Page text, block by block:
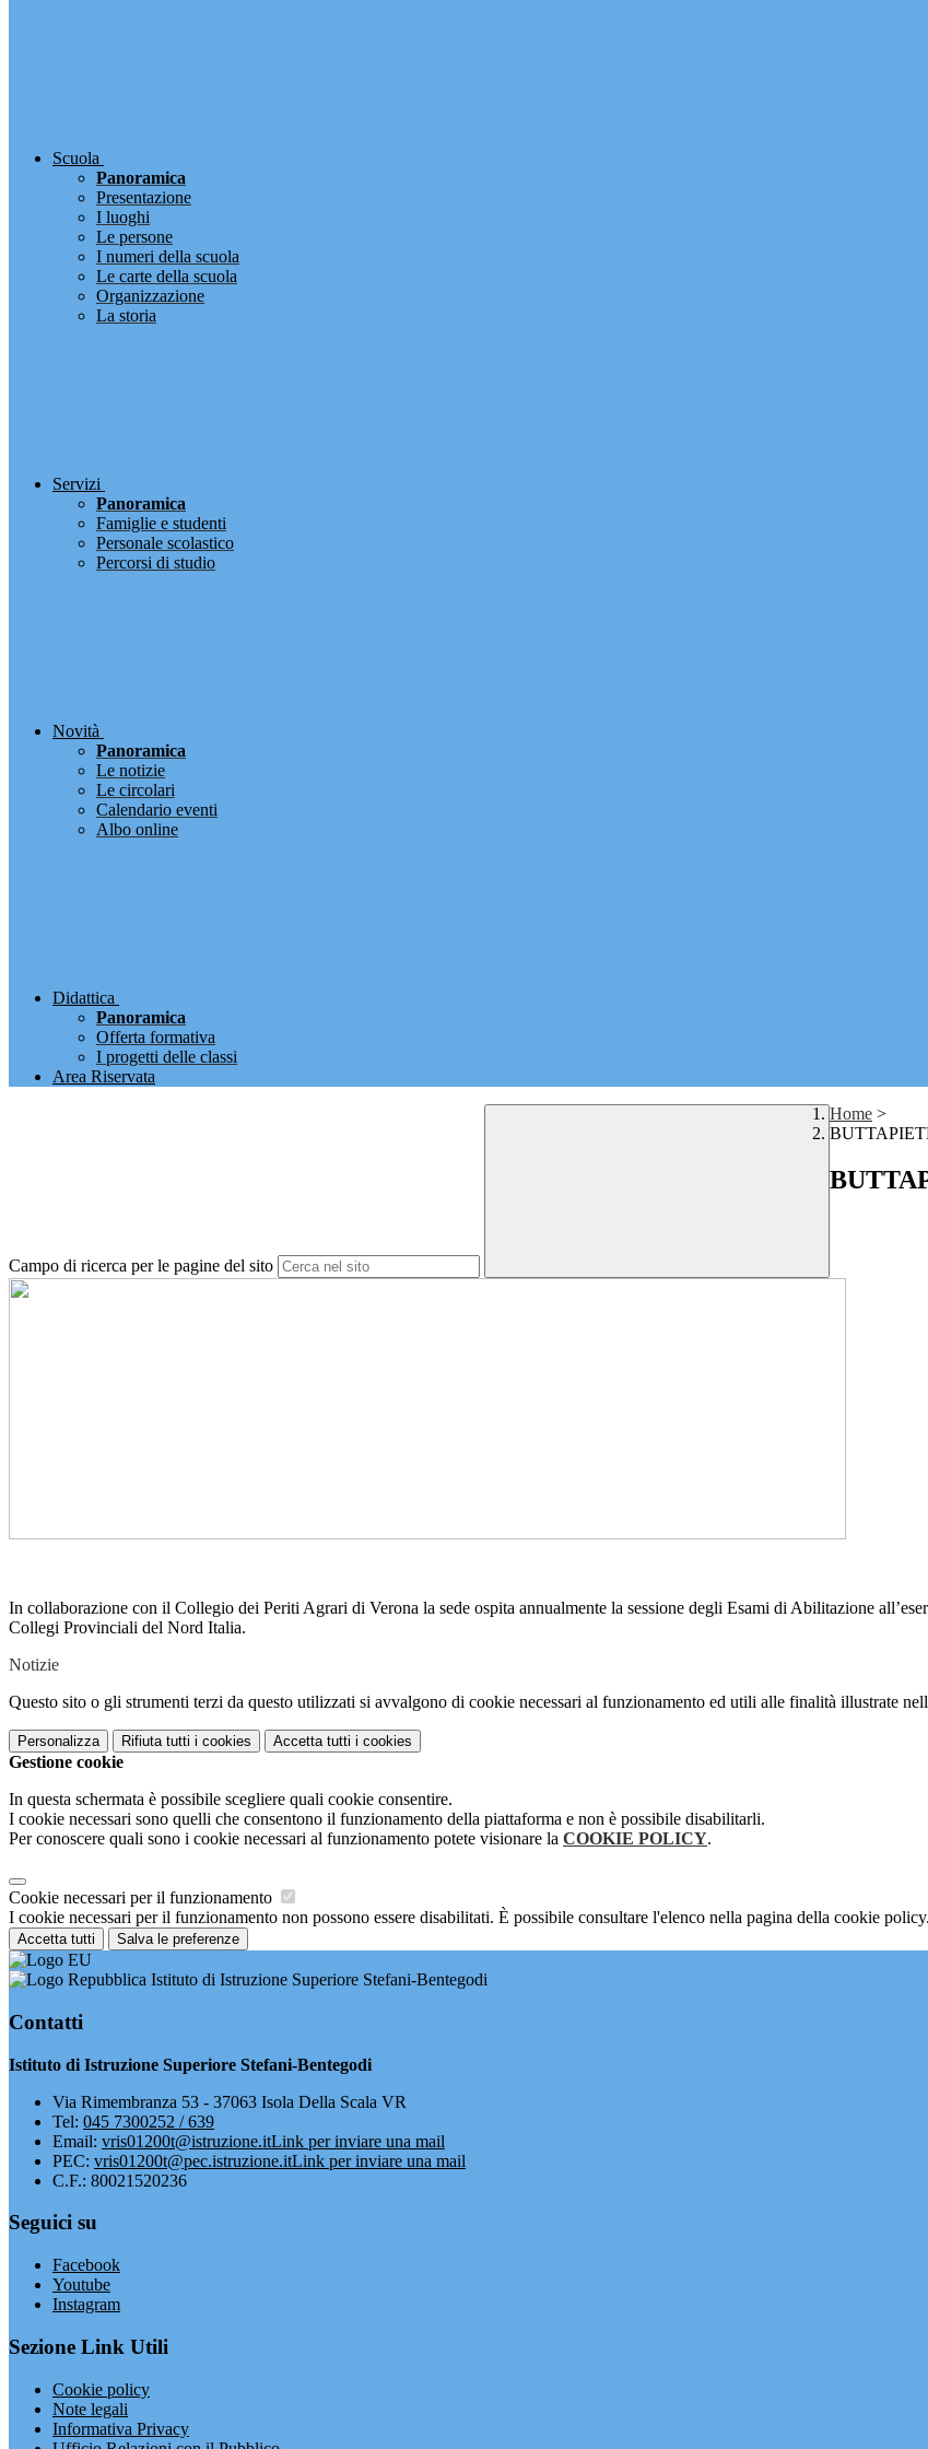
Scuola
Panoramica
Presentazione
I luoghi
Le persone
I numeri della scuola
Le carte della scuola
Organizzazione
La storia
Servizi
Panoramica
Famiglie e studenti
Personale scolastico
Percorsi di studio
Novità
Panoramica
Le notizie
Le circolari
Calendario eventi
Albo online
Didattica
Panoramica
Offerta formativa
I progetti delle classi
Area Riservata
Campo di ricerca per le pagine del sito
Home >
In collaborazione con il Collegio dei Periti Agrari di Verona la sede ospita annualmente la sessione degli Esami di Abilitazione
Collegi Provinciali del Nord Italia.
Notizie
Questo sito o gli strumenti terzi da questo utilizzati si avvalgono di cookie necessari al funzionamento ed utili alle finalità illustrate
Personalizza Rifiuta tutti i cookies Accetta tutti i cookies
Gestione cookie
In questa schermata è possibile scegliere quali cookie consentire.
I cookie necessari sono quelli che consentono il funzionamento della piattaforma e non è possibile disabilitarli.
Per conoscere quali sono i cookie necessari al funzionamento potete visionare la COOKIE POLICY.
Cookie necessari per il funzionamento
I cookie necessari per il funzionamento non possono essere disabilitati. È possibile consultare l'elenco nella pagina della cookie policy.
Accetta tutti Salva le preferenze
Istituto di Istruzione Superiore Stefani-Bentegodi
Contatti
Istituto di Istruzione Superiore Stefani-Bentegodi
Via Rimembranza 53 - 37063 Isola Della Scala VR
Tel: 045 7300252 / 639
Email: vris01200t@istruzione.itLink per inviare una mail
PEC: vris01200t@pec.istruzione.itLink per inviare una mail
C.F.: 80021520236
Seguici su
Facebook
Youtube
Instagram
Sezione Link Utili
Cookie policy
Note legali
Informativa Privacy